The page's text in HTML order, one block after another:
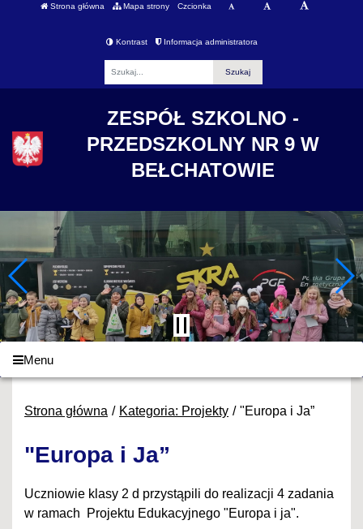
Strona główna Mapa strony Czcionka
Kontrast Informacja administratora
ZESPÓŁ SZKOLNO -
PRZEDSZKOLNY NR 9 W
BEŁCHATOWIE
Menu
Strona główna Kategoria: Projekty "Europa i Ja”
"Europa i Ja”
Uczniowie klasy 2 d przystąpili do realizacji 4 zadania
w ramach Projektu Edukacyjnego "Europa i ja".